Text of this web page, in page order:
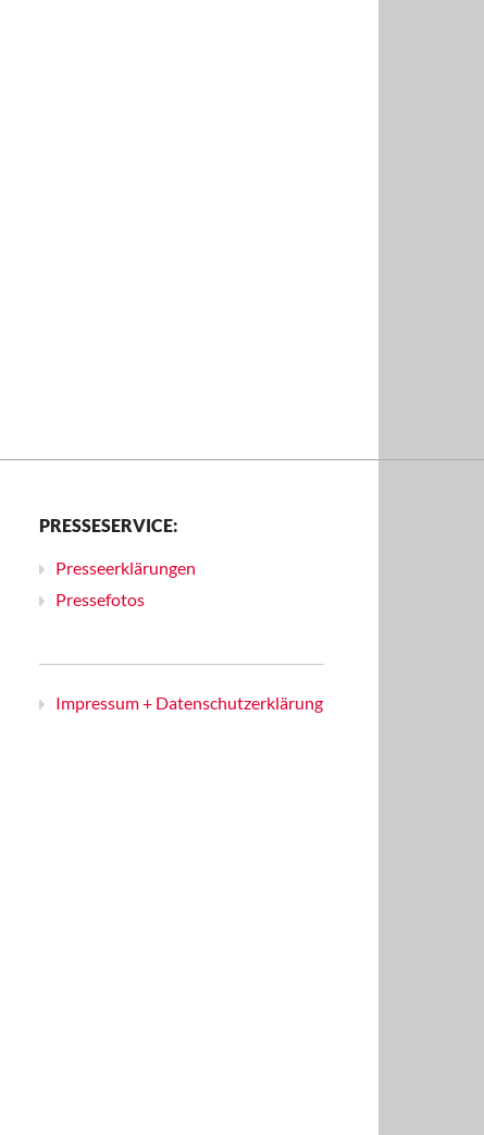
PRESSESERVICE:
Presseerklärungen
Pressefotos
Impressum + Datenschutzerklärung